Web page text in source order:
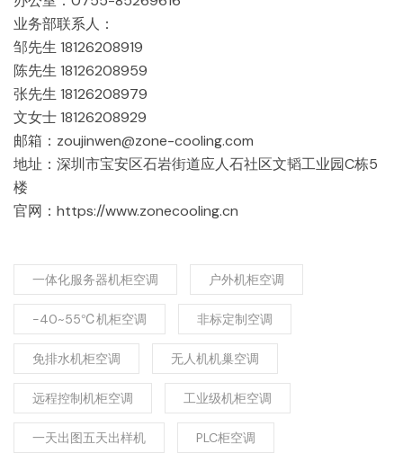
业务部联系人：
邹先生 18126208919
陈先生 18126208959
张先生 18126208979
文女士 18126208929
邮箱：zoujinwen@zone-cooling.com
地址：深圳市宝安区石岩街道应人石社区文韬工业园C栋5
楼
官网：https://www.zonecooling.cn
一体化服务器机柜空调 户外机柜空调
-40~55℃机柜空调 非标定制空调
免排水机柜空调 无人机机巢空调
远程控制机柜空调 工业级机柜空调
一天出图五天出样机 PLC柜空调